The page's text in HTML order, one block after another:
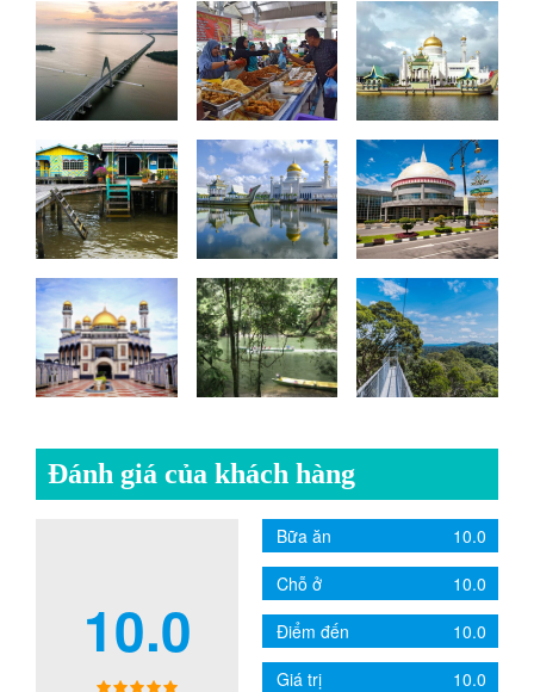
Đánh giá của khách hàng
10.0
10.0
Bữa ăn
10.0
Chỗ ở
10.0
Điểm đến
10.0
Giá trị